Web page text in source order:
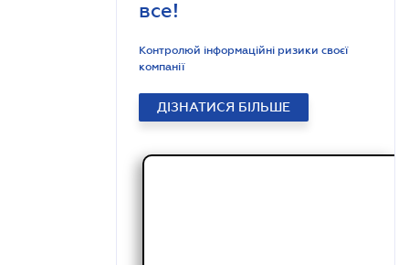
все!
Контролюй інформаційні ризики своєї
компанії
ДІЗНАТИСЯ БІЛЬШЕ